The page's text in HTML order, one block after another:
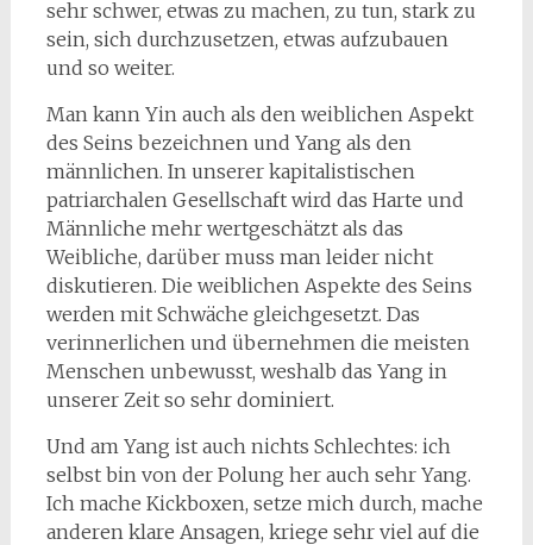
sehr schwer, etwas zu machen, zu tun, stark zu
sein, sich durchzusetzen, etwas aufzubauen
und so weiter.
Man kann Yin auch als den weiblichen Aspekt
des Seins bezeichnen und Yang als den
männlichen. In unserer kapitalistischen
patriarchalen Gesellschaft wird das Harte und
Männliche mehr wertgeschätzt als das
Weibliche, darüber muss man leider nicht
diskutieren. Die weiblichen Aspekte des Seins
werden mit Schwäche gleichgesetzt. Das
verinnerlichen und übernehmen die meisten
Menschen unbewusst, weshalb das Yang in
unserer Zeit so sehr dominiert.
Und am Yang ist auch nichts Schlechtes: ich
selbst bin von der Polung her auch sehr Yang.
Ich mache Kickboxen, setze mich durch, mache
anderen klare Ansagen, kriege sehr viel auf die